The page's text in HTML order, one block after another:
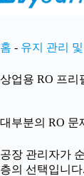
홈 - 유지 관리
상업용 RO 프리
대부분의 RO 문
공장 관리자가
층의 선택입니